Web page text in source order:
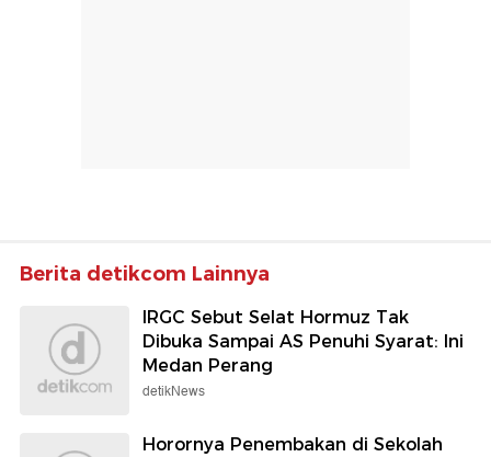
Berita detikcom Lainnya
IRGC Sebut Selat Hormuz Tak
Dibuka Sampai AS Penuhi Syarat: Ini
Medan Perang
detikNews
Horornya Penembakan di Sekolah